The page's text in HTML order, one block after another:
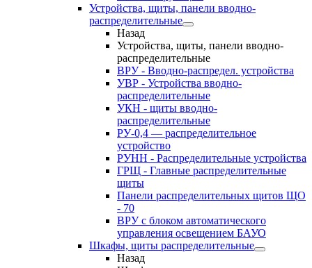
Устройства, щиты, панели вводно-
распределительные
Назад
Устройства, щиты, панели вводно-
распределительные
ВРУ - Вводно-распредел. устройства
УВР - Устройства вводно-
распределительные
УКН - щиты вводно-
распределительные
РУ-0,4 — распределительное
устройство
РУНН - Распределительные устройства
ГРЩ - Главные распределительные
щиты
Панели распределительных щитов ЩО
- 70
ВРУ с блоком автоматического
управления освещением БАУО
Шкафы, щиты распределительные
Назад